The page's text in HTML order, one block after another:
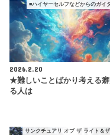
■ハイヤーセルフなどからのガイ
2026.2.20
★難しいことばかり考える
る人は
サンクチュアリ オブ ザ ライト＆